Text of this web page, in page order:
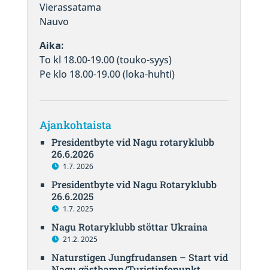
Vierassatama
Nauvo
Aika:
To kl 18.00-19.00 (touko-syys)
Pe klo 18.00-19.00 (loka-huhti)
Ajankohtaista
Presidentbyte vid Nagu rotaryklubb
26.6.2026
1.7. 2026
Presidentbyte vid Nagu Rotaryklubb
26.6.2025
1.7. 2025
Nagu Rotaryklubb stöttar Ukraina
21.2. 2025
Naturstigen Jungfrudansen – Start vid